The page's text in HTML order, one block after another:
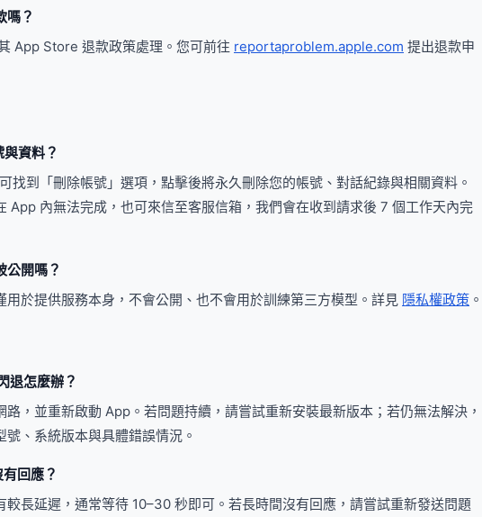
嗎？
App Store 退款政策處理。您可前往 reportaproblem.apple.com 提出退款申
資料？
找到「刪除帳號」選項，點擊後將永久刪除您的帳號、對話紀錄與相關資料。
App 內無法完成，也可來信至客服信箱，我們會在收到請求後 7 個工作天內完
公開嗎？
用於提供服務本身，不會公開、也不會用於訓練第三方模型。詳見 隱私權政策 。
退怎麼辦？
路，並重新啟動 App。若問題持續，請嘗試重新安裝最新版本；若仍無法解決，
、系統版本與具體錯誤情況。
回應？
較長延遲，通常等待 10–30 秒即可。若長時間沒有回應，請嘗試重新發送問題